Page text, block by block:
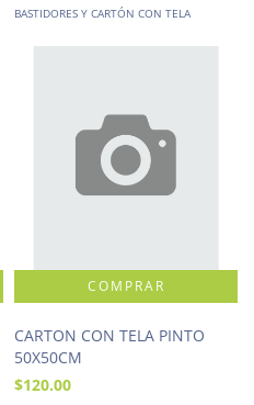
BASTIDORES Y CARTÓN CON TELA
CARTON CON TELA PINTO
50X50CM
$120.00